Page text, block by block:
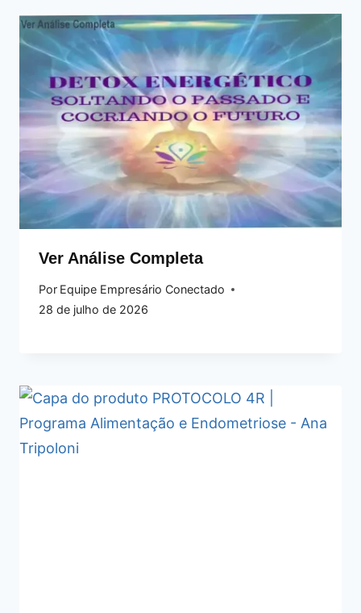
Ver Análise Completa
Por Equipe Empresário Conectado
28 de julho de 2026